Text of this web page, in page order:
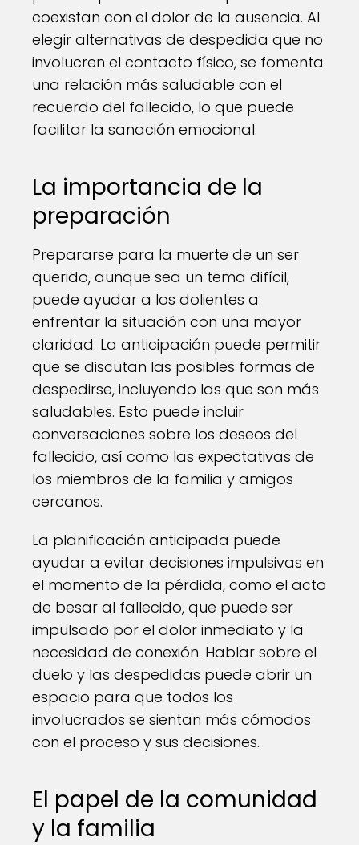
coexistan con el dolor de la ausencia. Al
elegir alternativas de despedida que no
involucren el contacto físico, se fomenta
una relación más saludable con el
recuerdo del fallecido, lo que puede
facilitar la sanación emocional.
La importancia de la
preparación
Prepararse para la muerte de un ser
querido, aunque sea un tema difícil,
puede ayudar a los dolientes a
enfrentar la situación con una mayor
claridad. La anticipación puede permitir
que se discutan las posibles formas de
despedirse, incluyendo las que son más
saludables. Esto puede incluir
conversaciones sobre los deseos del
fallecido, así como las expectativas de
los miembros de la familia y amigos
cercanos.
La planificación anticipada puede
ayudar a evitar decisiones impulsivas en
el momento de la pérdida, como el acto
de besar al fallecido, que puede ser
impulsado por el dolor inmediato y la
necesidad de conexión. Hablar sobre el
duelo y las despedidas puede abrir un
espacio para que todos los
involucrados se sientan más cómodos
con el proceso y sus decisiones.
El papel de la comunidad
y la familia